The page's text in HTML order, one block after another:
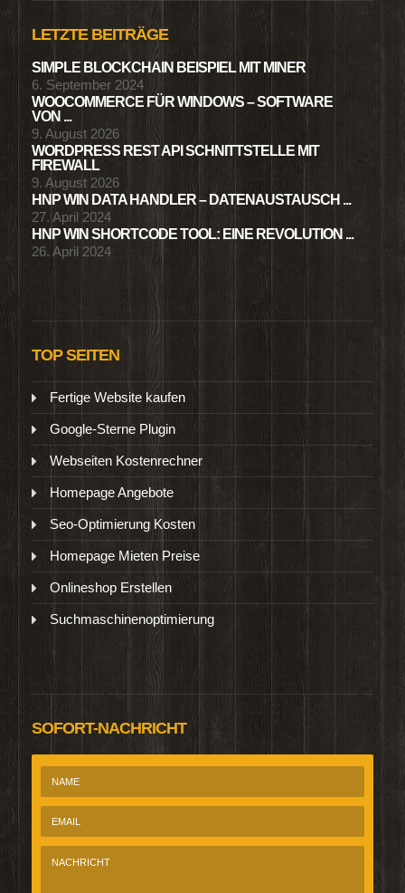
LETZTE BEITRÄGE
SIMPLE BLOCKCHAIN BEISPIEL MIT MINER
6. September 2024
WOOCOMMERCE FÜR WINDOWS – SOFTWARE
VON ...
9. August 2026
WORDPRESS REST API SCHNITTSTELLE MIT
FIREWALL
9. August 2026
HNP WIN DATA HANDLER – DATENAUSTAUSCH ...
27. April 2024
HNP WIN SHORTCODE TOOL: EINE REVOLUTION ...
26. April 2024
TOP SEITEN
Fertige Website kaufen
Google-Sterne Plugin
Webseiten Kostenrechner
Homepage Angebote
Seo-Optimierung Kosten
Homepage Mieten Preise
Onlineshop Erstellen
Suchmaschinenoptimierung
SOFORT-NACHRICHT